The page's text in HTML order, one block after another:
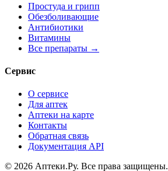
Простуда и грипп
Обезболивающие
Антибиотики
Витамины
Все препараты →
Сервис
О сервисе
Для аптек
Аптеки на карте
Контакты
Обратная связь
Документация API
© 2026 Аптеки.Ру. Все права защищены.